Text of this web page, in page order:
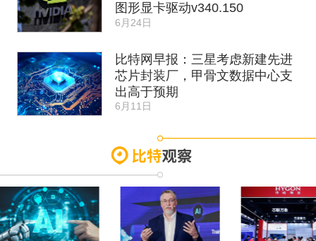
图形显卡驱动v340.150
6月24日
比特网早报：三星考虑新建先进
芯片封装厂，甲骨文数据中心支
出高于预期
6月11日